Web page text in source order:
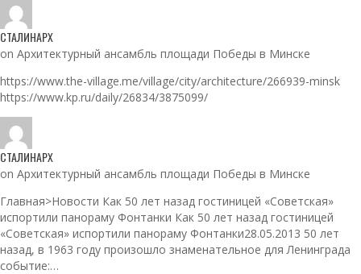
СТАЛИНАРХ
on Архитектурный ансамбль площади Победы в Минске
https://www.the-village.me/village/city/architecture/266939-minsk
https://www.kp.ru/daily/26834/3875099/
СТАЛИНАРХ
on Архитектурный ансамбль площади Победы в Минске
Главная>Новости Как 50 лет назад гостиницей «Советская»
испортили панораму Фонтанки Как 50 лет назад гостиницей
«Советская» испортили панораму Фонтанки28.05.2013 50 лет
назад, в 1963 году произошло знаменательное для Ленинграда
событие:…